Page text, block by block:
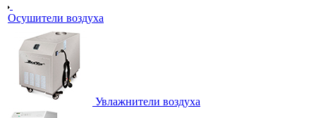
Осушители воздуха
Увлажнители воздуха